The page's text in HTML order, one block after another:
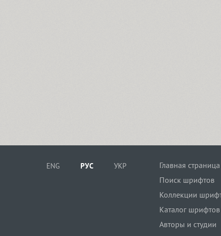
ENG РУС УКР
Главная страница
Поиск шрифтов
Коллекции
Каталог шрифтов
Авторы и студии